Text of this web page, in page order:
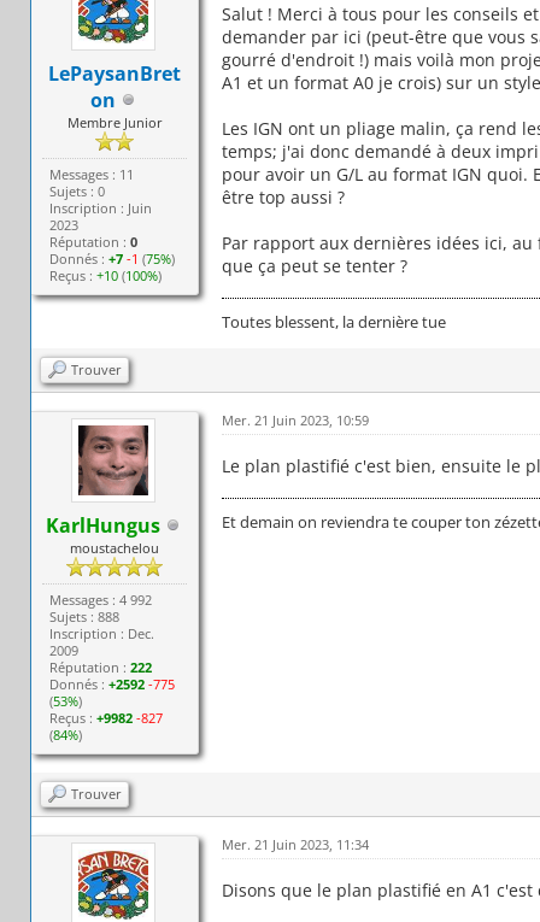
LePaysanBret
on
Membre Junior
Messages : 11
Sujets : 0
Inscription : Juin
2023
Réputation :0
Donnés :+7 -1 (75%)
Reçus :+10 (100%)
Salut ! Merci à tous pour les conseils
demander par ici (peut-être que vous
gourré d'endroit !) mais voilà mon
A1 et un format A0 je crois) sur un
Les IGN ont un pliage malin, ça rend
temps; j'ai donc demandé à deux
pour avoir un G/L au format IGN quoi.
être top aussi ?
Par rapport aux dernières idées ici,
que ça peut se tenter ?
Toutes blessent, la dernière tue
Trouver
KarlHungus
moustachelou
Messages : 4 992
Sujets : 888
Inscription : Dec.
2009
Réputation :222
Donnés :+2592 -775
(53%)
Reçus :+9982 -827
(84%)
Mer. 21 Juin 2023, 10:59
Le plan plastifié c'est bien, ensuite le
Et demain on reviendra te couper ton
Trouver
Mer. 21 Juin 2023, 11:34
Disons que le plan plastifié en A1